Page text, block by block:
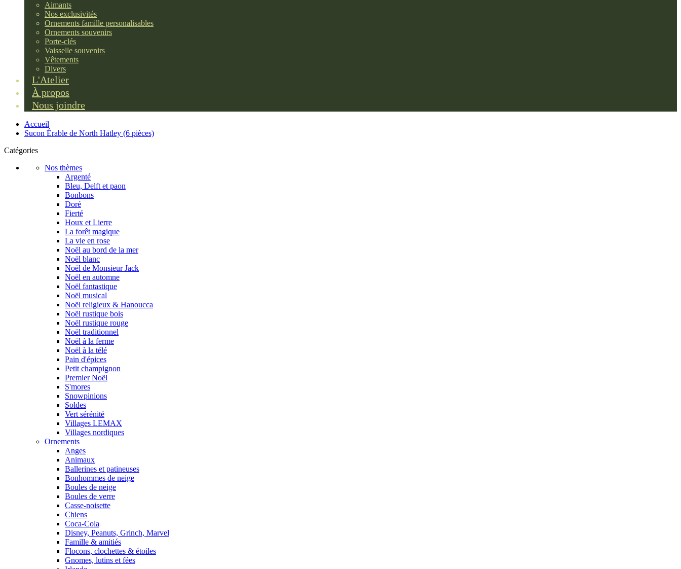
Aimants
Nos exclusivités
Ornements famille personalisables
Ornements souvenirs
Porte-clés
Vaisselle souvenirs
Vêtements
Divers
L'Atelier
À propos
Nous joindre
Accueil
Sucon Érable de North Hatley (6 pièces)
Catégories
Nos thèmes
Argenté
Bleu, Delft et paon
Bonbons
Doré
Fierté
Houx et Lierre
La forêt magique
La vie en rose
Noël au bord de la mer
Noël blanc
Noël de Monsieur Jack
Noël en automne
Noël fantastique
Noël musical
Noël religieux & Hanoucca
Noël rustique bois
Noël rustique rouge
Noël traditionnel
Noël à la ferme
Noël à la télé
Pain d'épices
Petit champignon
Premier Noël
S'mores
Snowpinions
Soldes
Vert sérénité
Villages LEMAX
Villages nordiques
Ornements
Anges
Animaux
Ballerines et patineuses
Bonhommes de neige
Boules de neige
Boules de verre
Casse-noisette
Chiens
Coca-Cola
Disney, Peanuts, Grinch, Marvel
Famille & amitiés
Flocons, clochettes & étoiles
Gnomes, lutins et fées